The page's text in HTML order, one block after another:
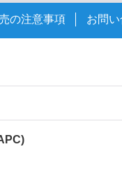
の注意事項 お問